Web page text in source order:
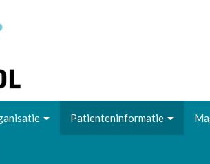
Patienteninformatie